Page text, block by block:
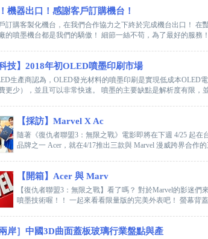
機器出口！感謝客戶訂購機台！
訂購客製化機台，在我們合作協力之下終於完成機台出口！
的噴墨機台都是我們的驕傲！ 細節一絲不苟，為了最好的服務
科技】2018年初OLED噴墨印刷市場
生產商認為，OLED發光材料的噴墨印刷是實現低成本OLED
更少），並且可以非常快速。 噴墨的主要缺點是解析度有限，
【採訪】Marvel X Ac
隨著《復仇者聯盟3：無限之戰》電影即將在下週 4/25 起
品牌之一 Acer，就在4/17推出三款與 Marvel 漫威跨界合作
【開箱】Acer 與 Marv
【復仇者聯盟3：無限之戰】看了嗎？ 對於Marvel的影迷
噴墨技術喔！！ 一起來看看限量版的完美外表吧！ 螢幕背
兩岸］中國3D曲面蓋板玻璃行業盤點與產